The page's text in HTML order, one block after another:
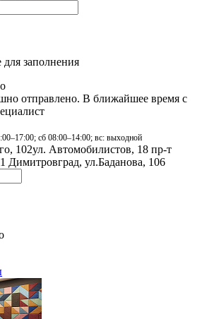
для заполнения
отправлено. В ближайшее время с
сб 08:00–14:00; вс: выходной
102ул. Автомобилистов, 18 пр-т
Димитровград, ул.Баданова, 106